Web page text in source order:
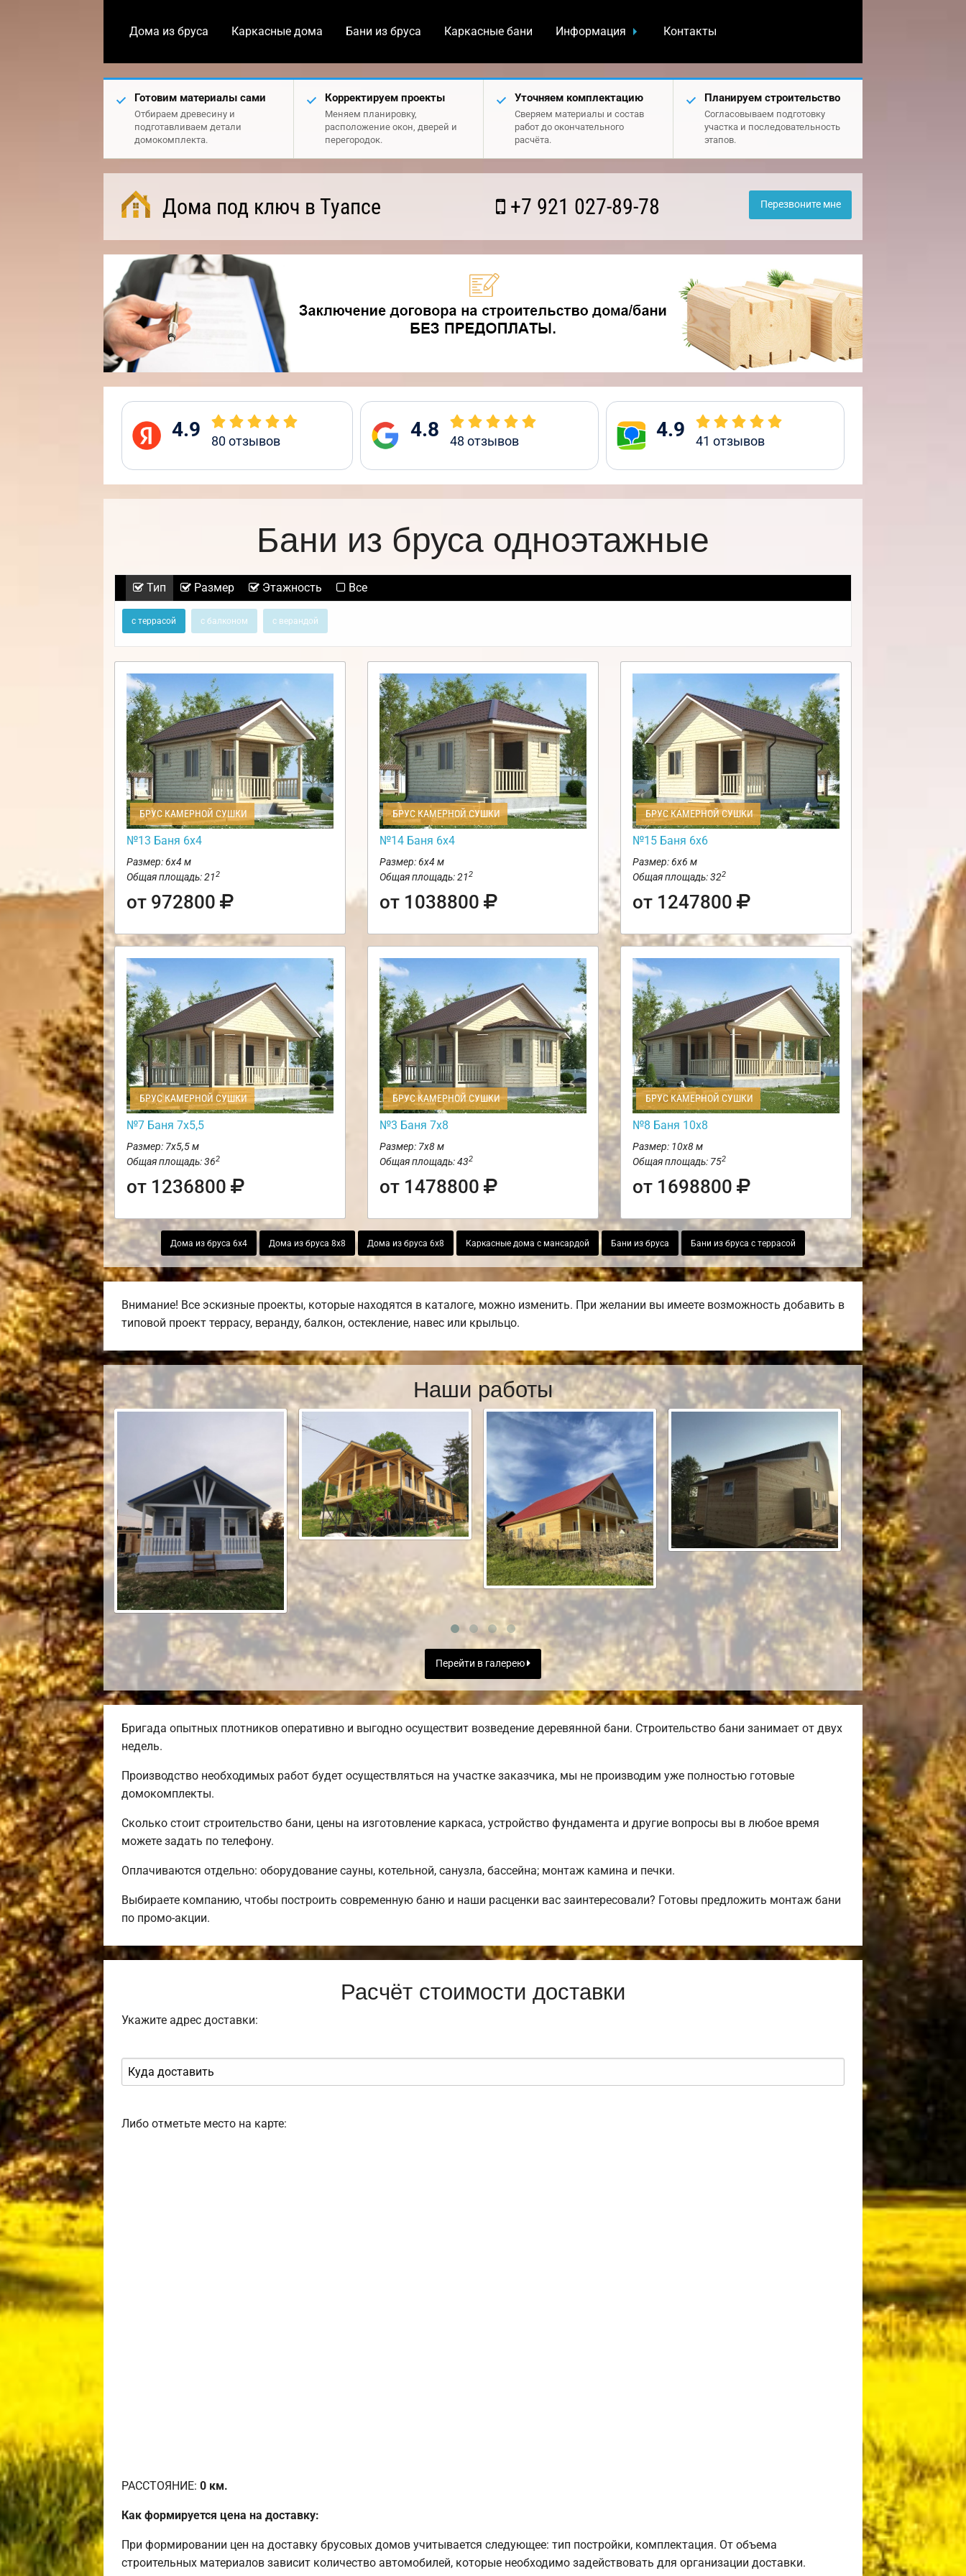
Дома из бруса Каркасные дома Бани из бруса Каркасные бани Информация Контакты
Готовим материалы сами
Отбираем древесину и
подготавливаем детали
домокомплекта.
Корректируем проекты
Меняем планировку,
расположение окон, дверей и
перегородок.
Уточняем комплектацию
Сверяем материалы и состав
работ до окончательного
расчёта.
Планируем строительство
Согласовываем подготовку
участка и последовательность
этапов.
Дома под ключ в Туапсе +7 921 027-89-78 Перезвоните мне
4.9 80отзывов 4.8 48 отзывов 4.9 41 отзывов
Бани из бруса одноэтажные
Тип Размер Этажность Все
с террасой с балконом с верандой
БРУС КАМЕРНОЙ СУШКИ
№13 Баня 6х4
Размер: 6х4 м
Общая площадь: 212
от 972800
БРУС КАМЕРНОЙ СУШКИ
№14 Баня 6х4
Размер: 6х4 м
Общая площадь: 212
от 1038800
БРУС КАМЕРНОЙ СУШКИ
№15 Баня 6х6
Размер: 6х6 м
Общая площадь: 322
от 1247800
БРУС КАМЕРНОЙ СУШКИ
№7 Баня 7х5,5
Размер: 7х5,5 м
Общая площадь: 362
от 1236800
БРУС КАМЕРНОЙ СУШКИ
№3 Баня 7х8
Размер: 7х8 м
Общая площадь: 432
от 1478800
БРУС КАМЕРНОЙ СУШКИ
№8 Баня 10х8
Размер: 10х8 м
Общая площадь: 752
от 1698800
Дома из бруса 6х4 Дома из бруса 8х8 Дома из бруса 6х8 Каркасные дома с мансардой Бани из бруса Бани из бруса с террасой
Внимание! Все эскизные проекты, которые находятся в каталоге, можно изменить. При желании вы имеете возможность добавить в
типовой проект террасу, веранду, балкон, остекление, навес или крыльцо.
Наши работы
Перейти в галерею
Бригада опытных плотников оперативно и выгодно осуществит возведение деревянной бани. Строительство бани занимает от двух
недель.
Производство необходимых работ будет осуществляться на участке заказчика, мы не производим уже полностью готовые
домокомплекты.
Сколько стоит строительство бани, цены на изготовление каркаса, устройство фундамента и другие вопросы вы в любое время
можете задать по телефону.
Оплачиваются отдельно: оборудование сауны, котельной, санузла, бассейна; монтаж камина и печки.
Выбираете компанию, чтобы построить современную баню и наши расценки вас заинтересовали? Готовы предложить монтаж бани
по промо-акции.
Расчёт стоимости доставки
Укажите адрес доставки:
Либо отметьте место на карте:
РАССТОЯНИЕ: 0 км.
Как формируется цена на доставку:
При формировании цен на доставку брусовых домов учитывается следующее: тип постройки, комплектация. От объема
строительных материалов зависит количество автомобилей, которые необходимо задействовать для организации доставки.